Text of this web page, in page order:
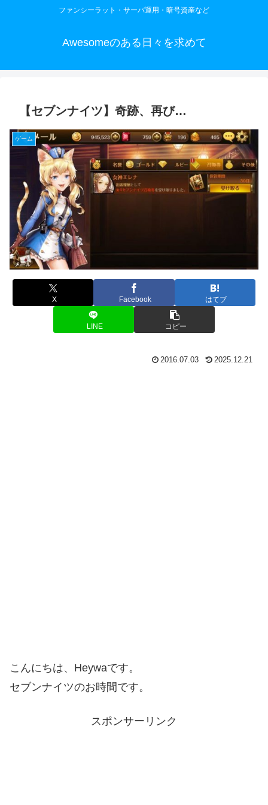
ファンシーラット・サーバ運用・暗号資産など
Awesomeのある日々を求めて
【セブンナイツ】奇跡、再び…
ゲーム
X Facebook はてブ
LINE コピー
2016.07.03 2025.12.21
こんにちは、Heywaです。
セブンナイツのお時間です。
スポンサーリンク